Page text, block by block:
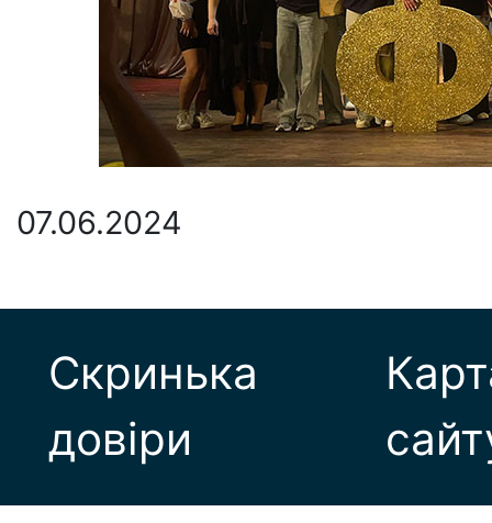
07.06.2024
Скринька
довіри